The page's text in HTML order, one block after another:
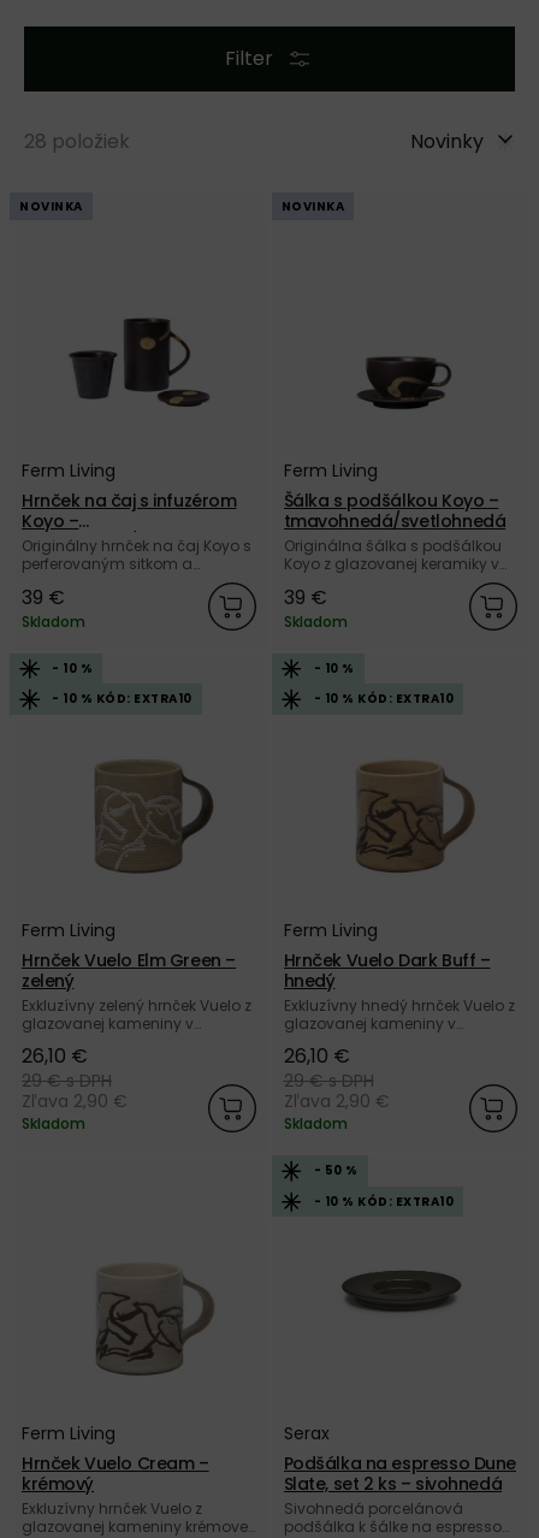
Filter
28 položiek Novinky
NOVINKA
Ferm Living
Hrnček na čaj s infuzérom
Koyo –
tmavohnedý/svetlohnedý
Originálny hrnček na čaj Koyo s
perferovaným sitkom a
glazovanej keramiky v
kombinácii tmavohnedej a
svetlohnedej farby od dánskej
značky Ferm Living.
39 €
Skladom
NOVINKA
Ferm Living
Šálka s podšálkou Koyo –
tmavohnedá/svetlohnedá
Originálna šálka s podšálkou
Koyo z glazovanej keramiky v
kombinácii tmavohnedej a
svetlohnedej farby od dánskej
značky Ferm Living.
39 €
Skladom
- 10 %
- 10 % KÓD: EXTRA10
Ferm Living
Hrnček Vuelo Elm Green –
zelený
Exkluzívny zelený hrnček Vuelo z
glazovanej kameniny v
dizajne od dánskej značky
Ferm Living.
26,10 €
29 €s DPH
Zľava 2,90 €
Skladom
- 10 %
- 10 % KÓD: EXTRA10
Ferm Living
Hrnček Vuelo Dark Buff –
hnedý
Exkluzívny hnedý hrnček Vuelo z
glazovanej kameniny v
dizajne od dánskej značky
Ferm Living.
26,10 €
29 €s DPH
Zľava 2,90 €
Skladom
Ferm Living
Hrnček Vuelo Cream –
krémový
Exkluzívny hrnček Vuelo z
glazovanej kameniny krémovej
- 50 %
- 10 % KÓD: EXTRA10
Serax
Podšálka na espresso Dune
Slate, set 2 ks – sivohnedá
Sivohnedá porcelánová
podšálka k šálke na espresso